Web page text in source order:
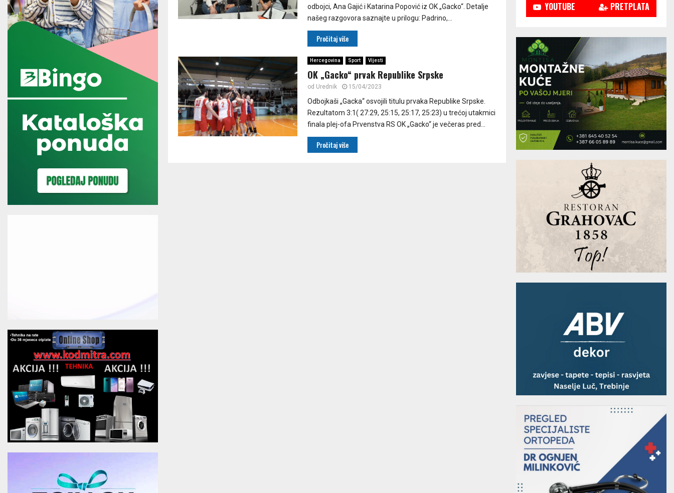
odbojci, Ana Gajić i Katarina Popović iz OK „Gacko“. Detalje
našeg razgovora saznajte u prilogu: Padrino,...
Pročitaj više
Hercegovina Sport Vijesti
OK „Gacko“ prvak Republike Srpske
od Urednik 15/04/2023
Odbojkaši „Gacka“ osvojili titulu prvaka Republike Srpske.
Rezultatom 3:1( 27:29, 25:15, 25:17, 25:23) u trećoj utakmici
finala plej-ofa Prvenstva RS OK „Gacko“ je večeras pred...
Pročitaj više
YOUTUBE PRETPLATA